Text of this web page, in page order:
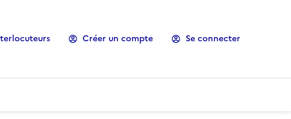
Créer un compte Se connecter